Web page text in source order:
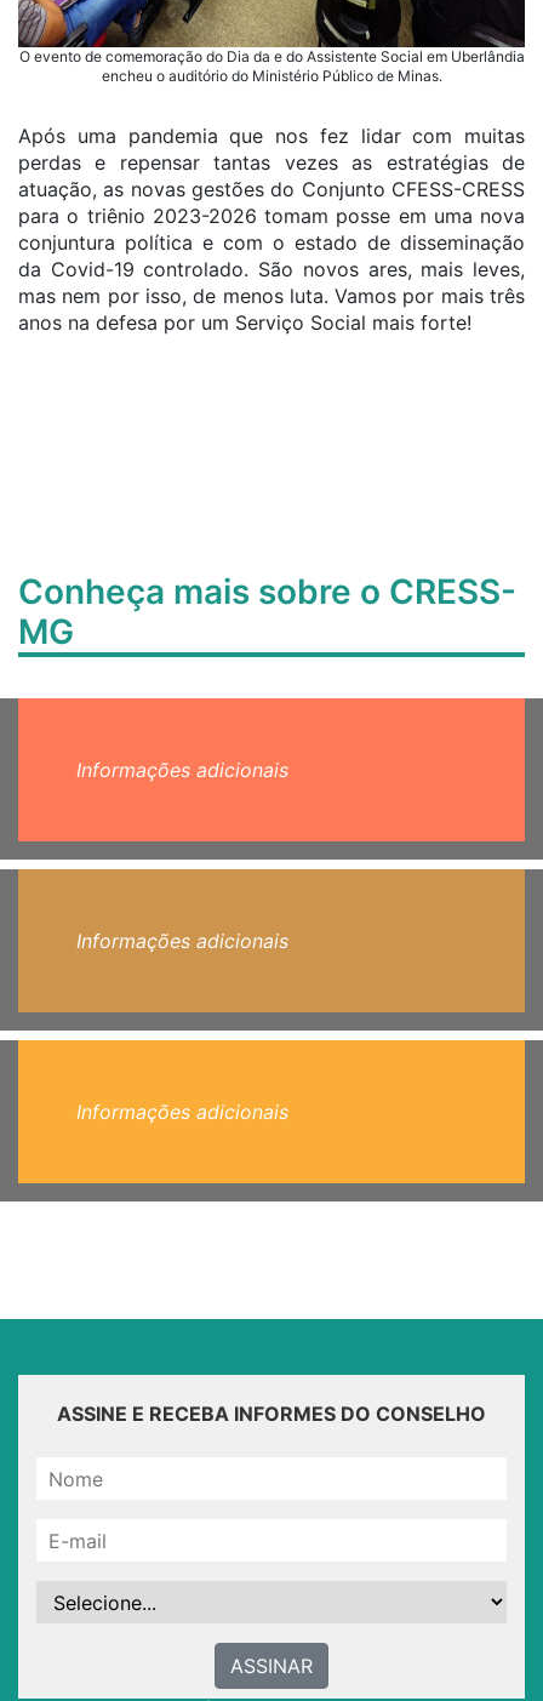
O evento de comemoração do Dia da e do Assistente Social em Uberlândia
encheu o auditório do Ministério Público de Minas.
Após uma pandemia que nos fez lidar com muitas
perdas e repensar tantas vezes as estratégias de
atuação, as novas gestões do Conjunto CFESS-CRESS
para o triênio 2023-2026 tomam posse em uma nova
conjuntura política e com o estado de disseminação
da Covid-19 controlado. São novos ares, mais leves,
mas nem por isso, de menos luta. Vamos por mais três
anos na defesa por um Serviço Social mais forte!
Conheça mais sobre o CRESS-
MG
Informações adicionais
Informações adicionais
Informações adicionais
ASSINE E RECEBA INFORMES DO CONSELHO
ASSINAR